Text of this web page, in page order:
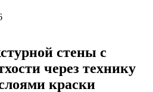
стены с
через технику
краски